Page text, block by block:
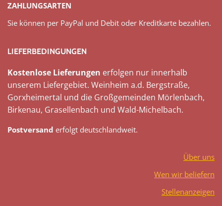
ZAHLUNGSARTEN
Sie können per PayPal und Debit oder Kreditkarte bezahlen.
LIEFERBEDINGUNGEN
Kostenlose Lieferungen erfolgen nur innerhalb
unserem Liefergebiet. Weinheim a.d. Bergstraße,
Gorxheimertal und die Großgemeinden Mörlenbach,
Birkenau, Grasellenbach und Wald-Michelbach.
Postversand erfolgt deutschlandweit.
Über uns
Wen wir beliefern
Stellenanzeigen